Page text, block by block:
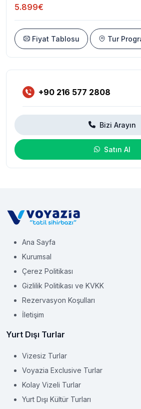
5.899€
Fiyat Tablosu Tur
+90 216 577 2808
Bizi Arayın
Satın Al
Ana Sayfa
Kurumsal
Çerez Politikası
Gizlilik Politikası ve KVKK
Rezervasyon Koşulları
İletişim
Yurt Dışı Turlar
Vizesiz Turlar
Voyazia Exclusive Turlar
Kolay Vizeli Turlar
Yurt Dışı Kültür Turları